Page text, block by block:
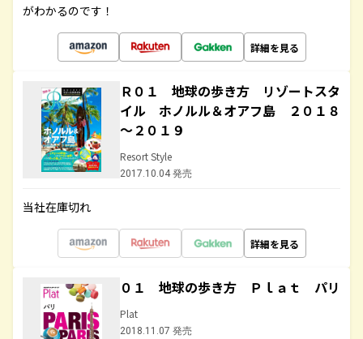
がわかるのです！
詳細を見る
Ｒ０１ 地球の歩き方 リゾートスタ
イル ホノルル＆オアフ島 ２０１８
～２０１９
Resort Style
2017.10.04 発売
当社在庫切れ
詳細を見る
０１ 地球の歩き方 Ｐｌａｔ パリ
Plat
2018.11.07 発売